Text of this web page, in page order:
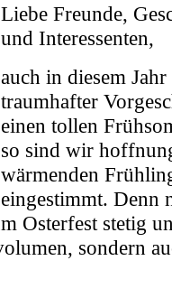
Liebe Freunde,
und Interessenten,
auch in diesem
traumhafter
einen tollen
so sind wir
wärmenden
eingestimmt. Denn
Osterfest stetig
sondern